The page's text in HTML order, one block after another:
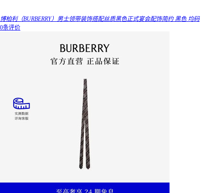
博柏利（BURBERRY）男士领带装饰搭配丝质黑色正式宴会配饰简约 黑色 均码
0条评价